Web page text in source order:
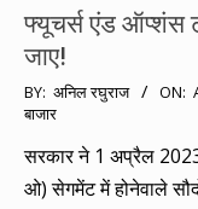
फ्यूचर्स एंड ऑप्शंस
जाए!
2023-
04-
04
BY: अनिल रघुराज ON:
बाजार
सरकार ने 1 अप्रैल
ओ) सेगमेंट में होनेवाले